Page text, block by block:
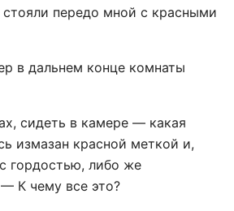
стояли передо мной с красными
в дальнем конце комнаты
сидеть в камере — какая
измазан красной меткой и,
гордостью, либо же
К чему все это?